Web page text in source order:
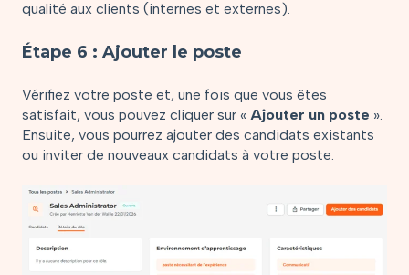
qualité aux clients (internes et externes).
Étape 6 : Ajouter le poste
Vérifiez votre poste et, une fois que vous êtes
satisfait, vous pouvez cliquer sur « Ajouter un poste ».
Ensuite, vous pourrez ajouter des candidats existants
ou inviter de nouveaux candidats à votre poste.